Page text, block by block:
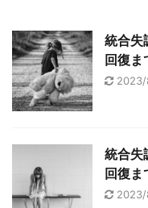
統合失
回復ま
統合失
回復ま